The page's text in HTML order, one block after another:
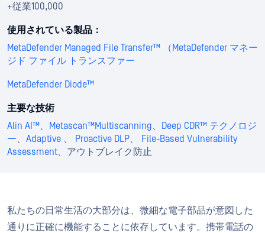
+従業100,000
使用されている製品：
MetaDefender Managed File Transfer™ （MetaDefender マネー
ジド ファイル トランスファー
MetaDefender Diode™
主要な技術
Alin AI™、 Metascan™Multiscanning、
Deep CDR™ テクノロジ
ー、 Adaptive 、 Proactive DLP、
File-Based Vulnerability
Assessment、アウトブレイク防止
私たちの日常生活の大部分は、微細な電子部品が意図した
通りに正確に機能することに依存しています。携帯電話の